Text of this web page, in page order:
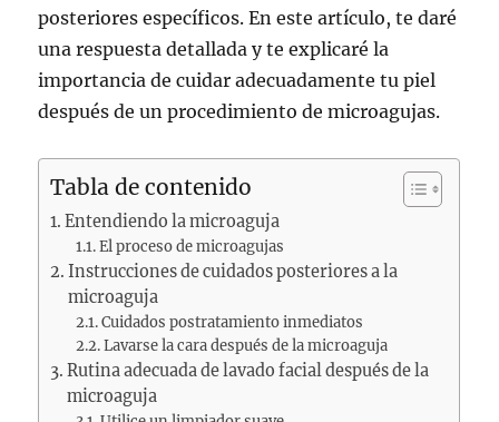
posteriores específicos. En este artículo, te daré
una respuesta detallada y te explicaré la
importancia de cuidar adecuadamente tu piel
después de un procedimiento de microagujas.
Tabla de contenido
Entendiendo la microaguja
El proceso de microagujas
Instrucciones de cuidados posteriores a la
microaguja
Cuidados postratamiento inmediatos
Lavarse la cara después de la microaguja
Rutina adecuada de lavado facial después de la
microaguja